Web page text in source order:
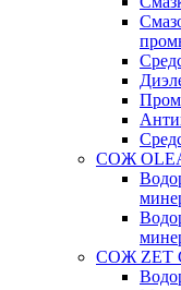
СОЖ
СОЖ ZET